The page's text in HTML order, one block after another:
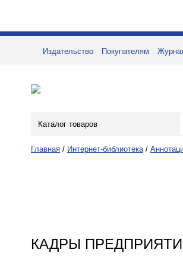
Издательство Покупателям
Каталог товаров
Главная / Интернет-библиотека /
КАДРЫ